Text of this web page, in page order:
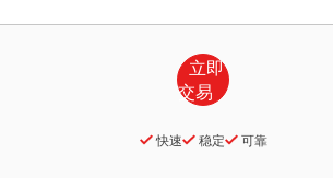
快速 稳定 可靠